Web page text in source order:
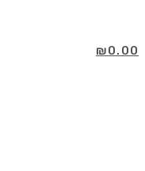
content
₪0.00